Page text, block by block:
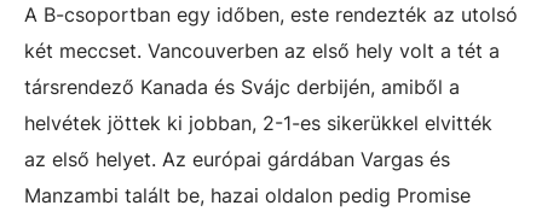
A B-csoportban egy időben, este rendezték az utolsó
két meccset. Vancouverben az első hely volt a tét a
társrendező Kanada és Svájc derbijén, amiből a
helvétek jöttek ki jobban, 2-1-es sikerükkel elvitték
az első helyet. Az európai gárdában Vargas és
Manzambi talált be, hazai oldalon pedig Promise